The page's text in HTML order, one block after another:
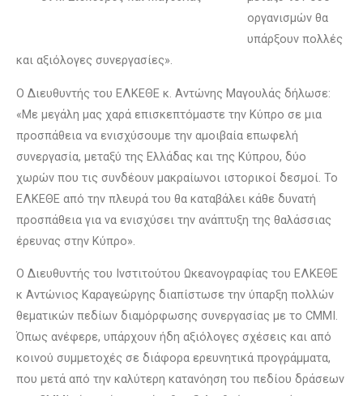
οργανισμών θα
υπάρξουν πολλές
και αξιόλογες συνεργασίες».
Ο Διευθυντής του ΕΛΚΕΘΕ κ. Αντώνης Μαγουλάς δήλωσε:
«Με μεγάλη μας χαρά επισκεπτόμαστε την Κύπρο σε μια
προσπάθεια να ενισχύσουμε την αμοιβαία επωφελή
συνεργασία, μεταξύ της Ελλάδας και της Κύπρου, δύο
χωρών που τις συνδέουν μακραίωνοι ιστορικοί δεσμοί. Το
ΕΛΚΕΘΕ από την πλευρά του θα καταβάλει κάθε δυνατή
προσπάθεια για να ενισχύσει την ανάπτυξη της θαλάσσιας
έρευνας στην Κύπρο».
Ο Διευθυντής του Ινστιτούτου Ωκεανογραφίας του ΕΛΚΕΘΕ
κ Αντώνιος Καραγεώργης διαπίστωσε την ύπαρξη πολλών
θεματικών πεδίων διαμόρφωσης συνεργασίας με το CMMI.
Όπως ανέφερε, υπάρχουν ήδη αξιόλογες σχέσεις και από
κοινού συμμετοχές σε διάφορα ερευνητικά προγράμματα,
που μετά από την καλύτερη κατανόηση του πεδίου δράσεων